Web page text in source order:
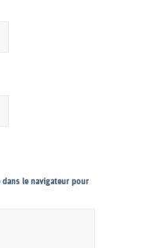
dans le navigateur pour